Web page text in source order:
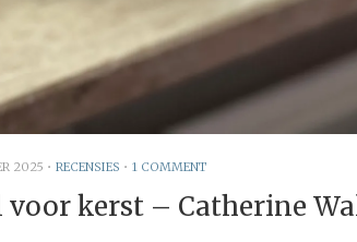
2025 •RECENSIES •1 COMMENT
voor kerst – Catherine